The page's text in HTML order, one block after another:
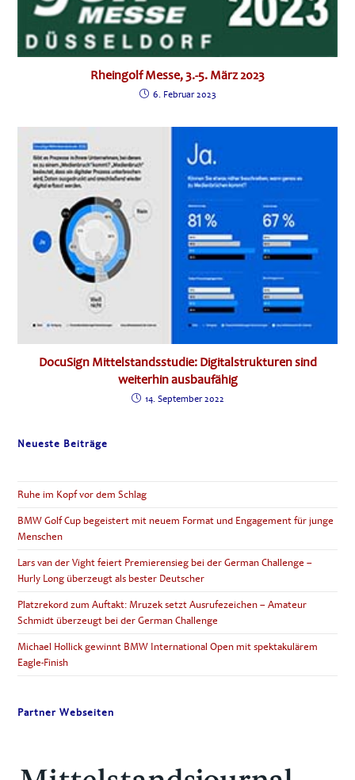
Rheingolf Messe, 3.-5. März 2023
6. Februar 2023
DocuSign Mittelstandsstudie: Digitalstrukturen sind
weiterhin ausbaufähig
14. September 2022
Neueste Beiträge
Ruhe im Kopf vor dem Schlag
BMW Golf Cup begeistert mit neuem Format und Engagement für junge
Menschen
Lars van der Vight feiert Premierensieg bei der German Challenge –
Hurly Long überzeugt als bester Deutscher
Platzrekord zum Auftakt: Mruzek setzt Ausrufezeichen – Amateur
Schmidt überzeugt bei der German Challenge
Michael Hollick gewinnt BMW International Open mit spektakulärem
Eagle-Finish
Partner Webseiten